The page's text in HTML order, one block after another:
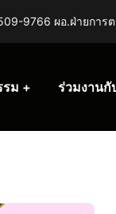
9766 ผอ.ฝ่ายการ
รม ร่วมงานกั